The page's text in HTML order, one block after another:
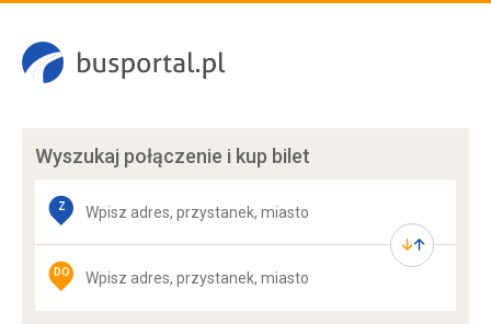
Wyszukaj połączenie i kup bilet
Z
DO